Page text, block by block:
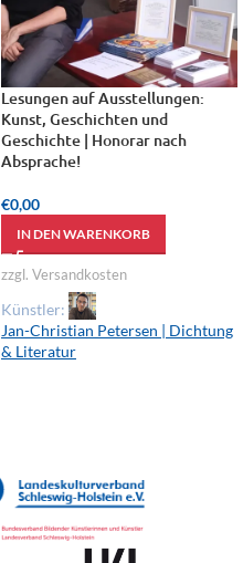
Lesungen auf Ausstellungen:
Kunst, Geschichten und
Geschichte | Honorar nach
Absprache!
€0,00
IN DEN WARENKORB
zzgl. Versandkosten
Künstler:
Jan-Christian Petersen | Dichtung
& Literatur